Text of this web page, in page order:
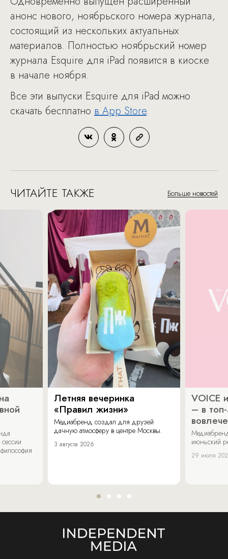
анонс нового, ноябрьского номера журнала,
состоящий из нескольких актуальных
материалов. Полностью ноябрьский номер
журнала Esquire для iPad появится в киоске
в начале ноября.
Все эти выпуски Esquire для iPad можно
скачать бесплатно в App Store.
ЧИТАЙТЕ ТАКЖЕ Больше новостей
Летняя вечеринка
«Правил жизни»
Медиабренд создал для друзей
дачную атмосферу в центре Москвы.
3 августа 2026
VOICE
– в
июньский
29 июля